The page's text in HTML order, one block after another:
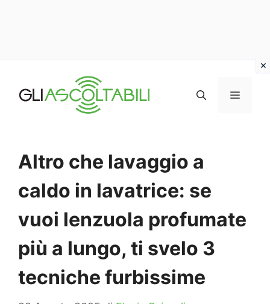
MENU
Altro che lavaggio a
caldo in lavatrice: se
vuoi lenzuola profumate
più a lungo, ti svelo 3
tecniche furbissime